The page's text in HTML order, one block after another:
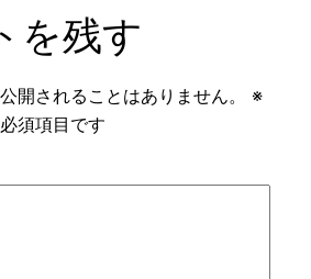
を残す
開されることはありません。
※
須項目です